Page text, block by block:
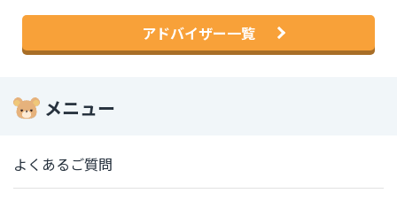
アドバイザー一覧
メニュー
よくあるご質問